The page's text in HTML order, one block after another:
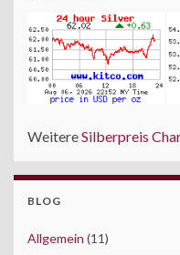
WeitereSilberpreis
BLOG
Allgemein (11)